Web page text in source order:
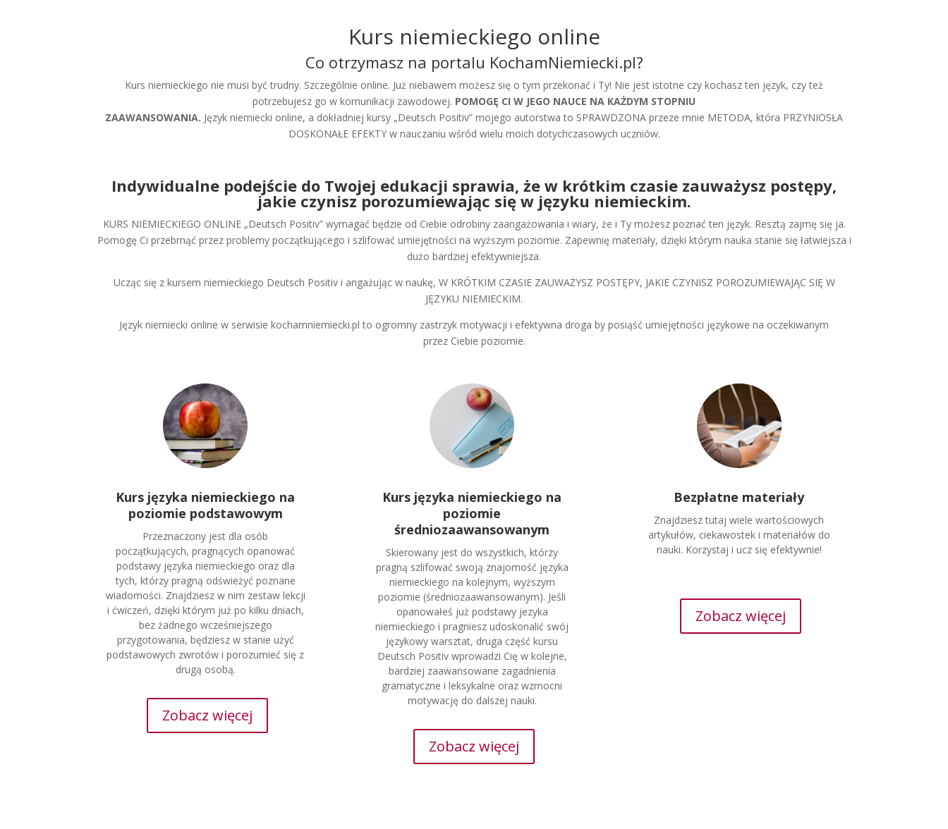
Kurs niemieckiego online
Co otrzymasz na portalu KochamNiemiecki.pl?
Kurs niemieckiego nie musi być trudny. Szczególnie online. Już niebawem możesz się o tym przekonać i Ty! Nie jest istotne czy kochasz ten język, czy też
potrzebujesz go w komunikacji zawodowej. POMOGĘ CI W JEGO NAUCE NA KAŻDYM STOPNIU
ZAAWANSOWANIA. Język niemiecki online, a dokładniej kursy „Deutsch Positiv” mojego autorstwa to SPRAWDZONA przeze mnie METODA, która PRZYNIOSŁA
DOSKONAŁE EFEKTY w nauczaniu wśród wielu moich dotychczasowych uczniów.
Indywidualne podejście do Twojej edukacji sprawia, że w krótkim czasie zauważysz postępy,
jakie czynisz porozumiewając się w języku niemieckim.
KURS NIEMIECKIEGO ONLINE „Deutsch Positiv” wymagać będzie od Ciebie odrobiny zaangażowania i wiary, że i Ty możesz poznać ten język. Resztą zajmę się ja.
Pomogę Ci przebrnąć przez problemy początkującego i szlifować umiejętności na wyższym poziomie. Zapewnię materiały, dzięki którym nauka stanie się łatwiejsza i
dużo bardziej efektywniejsza.
Ucząc się z kursem niemieckiego Deutsch Positiv i angażując w naukę, W KRÓTKIM CZASIE ZAUWAŻYSZ POSTĘPY, JAKIE CZYNISZ POROZUMIEWAJĄC SIĘ W
JĘZYKU NIEMIECKIM.
Język niemiecki online w serwisie kochamniemiecki.pl to ogromny zastrzyk motywacji i efektywna droga by posiąść umiejętności językowe na oczekiwanym
przez Ciebie poziomie.
Kurs języka niemieckiego na
poziomie podstawowym
Przeznaczony jest dla osób
początkujących, pragnących opanować
podstawy języka niemieckiego oraz dla
tych, którzy pragną odświeżyć poznane
wiadomości. Znajdziesz w nim zestaw lekcji
i ćwiczeń, dzięki którym już po kilku dniach,
bez żadnego wcześniejszego
przygotowania, będziesz w stanie użyć
podstawowych zwrotów i porozumieć się z
drugą osobą.
Zobacz więcej
Kurs języka niemieckiego na
poziomie
średniozaawansowanym
Skierowany jest do wszystkich, którzy
pragną szlifować swoją znajomość języka
niemieckiego na kolejnym, wyższym
poziomie (średniozaawansowanym). Jeśli
opanowałeś już podstawy jezyka
niemieckiego i pragniesz udoskonalić swój
językowy warsztat, druga część kursu
Deutsch Positiv wprowadzi Cię w kolejne,
bardziej zaawansowane zagadnienia
gramatyczne i leksykalne oraz wzmocni
motywację do dalszej nauki.
Zobacz więcej
Bezpłatne materiały
Znajdziesz tutaj wiele wartościowych
artykułów, ciekawostek i materiałów do
nauki. Korzystaj i ucz się efektywnie!
Zobacz więcej